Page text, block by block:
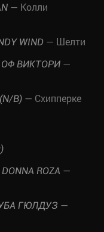
— Колли
WIND — Шелти
ВИКТОРИ —
B) — Схипперке
ROZA —
ГЮЛДУЗ —